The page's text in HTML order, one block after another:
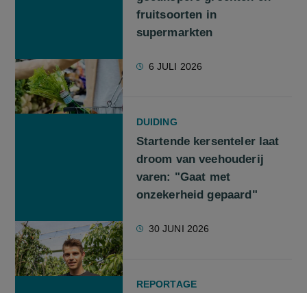
fruitsoorten in
supermarkten
6 JULI 2026
DUIDING
Startende kersenteler laat
droom van veehouderij
varen: "Gaat met
onzekerheid gepaard"
30 JUNI 2026
REPORTAGE